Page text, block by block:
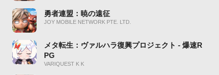
勇者連盟：暁の遠征
JOY MOBILE NETWORK PTE. LTD.
メタ転生：ヴァルハラ復興プロジェクト - 爆速R
PG
VARIQUEST K K